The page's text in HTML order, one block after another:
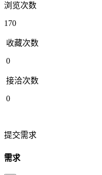
浏览次数
170
收藏次数
0
接洽次数
0
提交需求
需求